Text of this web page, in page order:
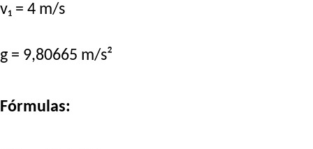
v₁ = 4 m/s
g = 9,80665 m/s²
Fórmulas: